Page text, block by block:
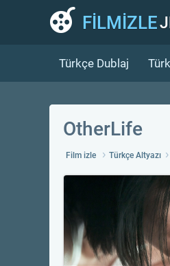
FİLMİZLE
Türkçe Dublaj
OtherLife
Film izle Türkçe Altyazı